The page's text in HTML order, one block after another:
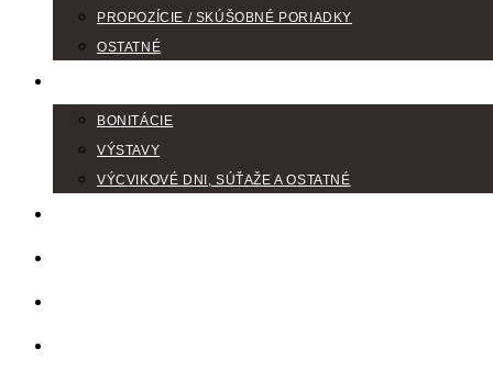
PROPOZÍCIE / SKÚŠOBNÉ PORIADKY
OSTATNÉ
BONITÁCIE
VÝSTAVY
VÝCVIKOVÉ DNI, SÚŤAŽE A OSTATNÉ